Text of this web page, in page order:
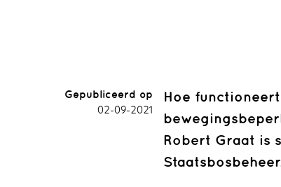
Gepubliceerd op
02-09-2021
Hoe
Robert Graat is